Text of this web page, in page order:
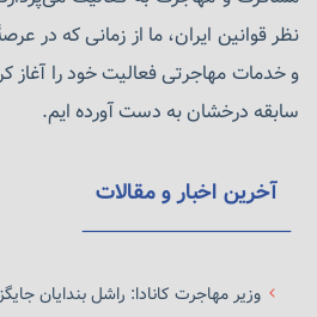
نظر قوانین ایران، ما از زمانی که در
سابقه درخشان به دست آورده ایم.
آخرین اخبار و مقالات
وزیر مهاجرت کانادا: راشل بندایان